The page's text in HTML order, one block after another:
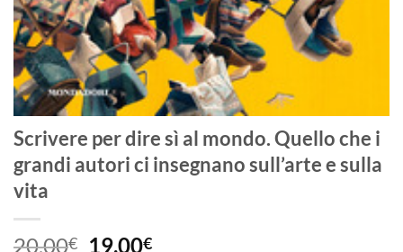
Scrivere per dire sì al mondo. Quello che i
grandi autori ci insegnano sull’arte e sulla
vita
20,00€
Il
19,00€Il